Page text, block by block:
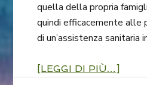
quella della propria
quindi efficacemente alle
di un’assistenza sanitaria
[LEGGI DI PIÙ…]